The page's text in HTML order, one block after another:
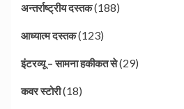
अन्तर्राष्ट्रीय दस्तक(188)
आध्यात्म दस्तक(123)
इंटरव्यू – सामना हकीकत से(29)
कवर स्टोरी(18)